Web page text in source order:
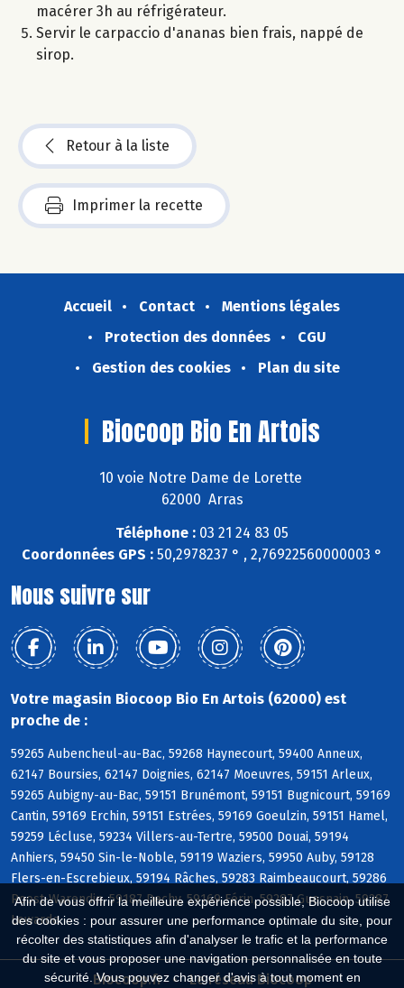
Afin de vous offrir la meilleure expérience possible, Biocoop utilise
des cookies : pour assurer une performance optimale du site, pour
récolter des statistiques afin d'analyser le trafic et la performance
du site et vous proposer une navigation personnalisée en toute
sécurité. Vous pouvez changer d'avis à tout moment en
macérer 3h au réfrigérateur.
Servir le carpaccio d'ananas bien frais, nappé de
sirop.
Retour à la liste
Imprimer la recette
Accueil Contact
Mentions légales
Protection des données
CGU
Gestion des cookies
Plan du site
Biocoop Bio En Artois
10 voie Notre Dame de Lorette
62000 Arras
Téléphone : 03 21 24 83 05
Coordonnées GPS : 50,2978237 ° , 2,76922560000003 °
Nous suivre sur
Votre magasin Biocoop Bio En Artois (62000) est
proche de :
59265 Aubencheul-au-Bac, 59268 Haynecourt, 59400 Anneux,
62147 Boursies, 62147 Doignies, 62147 Moeuvres, 59151 Arleux,
59265 Aubigny-au-Bac, 59151 Brunémont, 59151 Bugnicourt, 59169
Cantin, 59169 Erchin, 59151 Estrées, 59169 Goeulzin, 59151 Hamel,
59259 Lécluse, 59234 Villers-au-Tertre, 59500 Douai, 59194
Anhiers, 59450 Sin-le-Noble, 59119 Waziers, 59950 Auby, 59128
Flers-en-Escrebieux, 59194 Râches, 59283 Raimbeaucourt, 59286
Roost-Warendin, 59187 Dechy, 59169 Férin, 59287 Guesnain, 59287
Lewarde
Biocoop.fr Le réseau Biocoop